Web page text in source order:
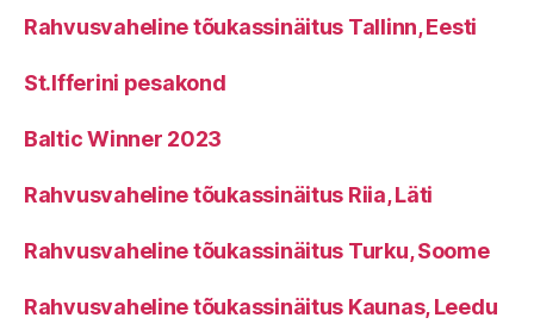
Rahvusvaheline tõukassinäitus Tallinn, Eesti
St.Ifferini pesakond
Baltic Winner 2023
Rahvusvaheline tõukassinäitus Riia, Läti
Rahvusvaheline tõukassinäitus Turku, Soome
Rahvusvaheline tõukassinäitus Kaunas, Leedu